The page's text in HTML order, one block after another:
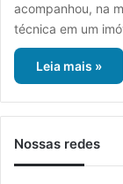
acompanhou, na
técnica em um
Leia mais »
Nossas redes